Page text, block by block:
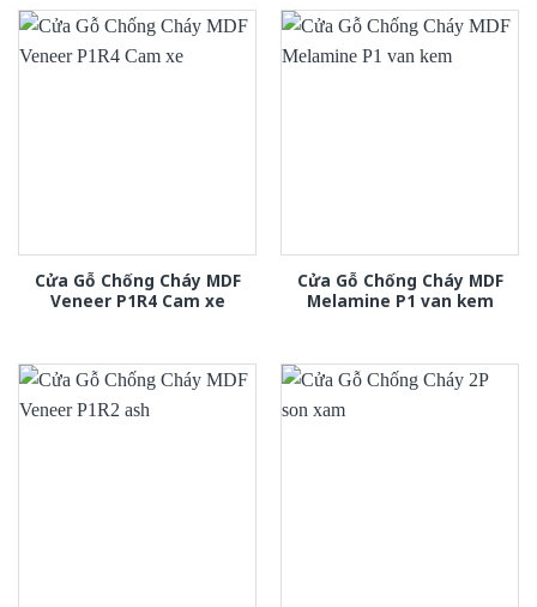
Cửa Gỗ Chống Cháy MDF
Veneer P1R4 Cam xe
Cửa Gỗ Chống Cháy MDF
Melamine P1 van kem